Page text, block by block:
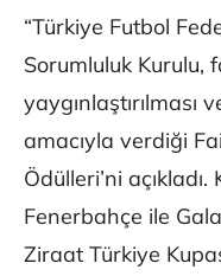
“Türkiye Futbol
Sorumluluk Kurulu,
yaygınlaştırılması
amacıyla verdiği
Ödülleri’ni
Fenerbahçe ile
Ziraat Türkiye